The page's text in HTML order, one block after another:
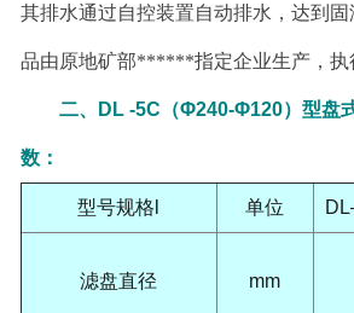
其排水通过自控装置自动排水，达到
品由原地矿部******指定企业生产，执
二、 DL -5C （Φ240-Φ120）型盘
数：
型号规格 单位
滤盘直径 mm